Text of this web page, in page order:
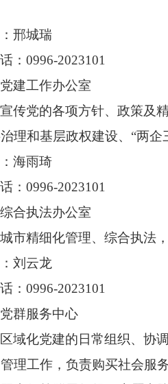
邢城瑞
：0996-2023101
党建工作办公室
传党的各项方针、政策及
理和基层政权建设、“两企
海雨琦
：0996-2023101
综合执法办公室
市精细化管理、综合执法
刘云龙
：0996-2023101
党群服务中心
域化党建的日常组织、协
理工作，负责购买社会服